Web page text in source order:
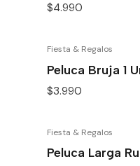
$4.990
Fiesta & Regalos
Peluca Bruja 1
$3.990
Fiesta & Regalos
Peluca Larga